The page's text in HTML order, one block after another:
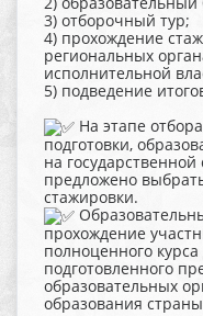
3) отборочный тур;
4) прохождение
региональных
исполнительной
5) подведение
На этапе
подготовки,
на
предложено
стажировки.
прохождение
полноценного
подготовленного
образовательных
образования